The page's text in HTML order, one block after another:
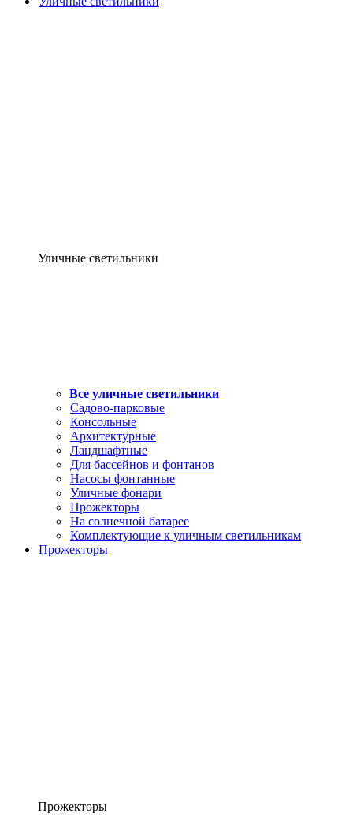
Уличные светильники
Все уличные светильники
Садово-парковые
Консольные
Архитектурные
Ландшафтные
Для бассейнов и фонтанов
Насосы фонтанные
Уличные фонари
Прожекторы
На солнечной батарее
Комплектующие к уличным светильникам
Прожекторы
Прожекторы